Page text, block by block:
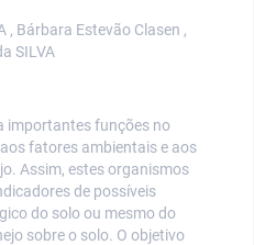
, Bárbara Estevão Clasen ,
SILVA
importantes funções no
fatores ambientais e aos
Assim, estes organismos
de possíveis
do solo ou mesmo do
sobre o solo. O objetivo